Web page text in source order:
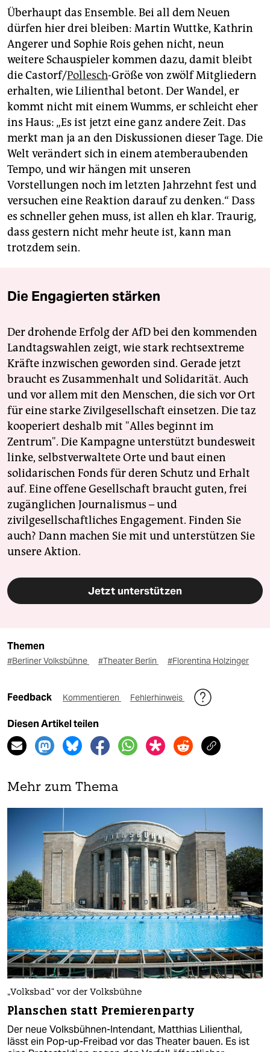
Überhaupt das Ensemble. Bei all dem Neuen
dürfen hier drei bleiben: Martin Wuttke, Kathrin
Angerer und Sophie Rois gehen nicht, neun
weitere Schauspieler kommen dazu, damit bleibt
die Castorf/Pollesch-Größe von zwölf Mitgliedern
erhalten, wie Lilienthal betont. Der Wandel, er
kommt nicht mit einem Wumms, er schleicht eher
ins Haus: „Es ist jetzt eine ganz andere Zeit. Das
merkt man ja an den Diskussionen dieser Tage. Die
Welt verändert sich in einem atemberaubenden
Tempo, und wir hängen mit unseren
Vorstellungen noch im letzten Jahrzehnt fest und
versuchen eine Reaktion darauf zu denken.“ Dass
es schneller gehen muss, ist allen eh klar. Traurig,
dass gestern nicht mehr heute ist, kann man
trotzdem sein.
Die Engagierten stärken
Der drohende Erfolg der AfD bei den kommenden
Landtagswahlen zeigt, wie stark rechtsextreme
Kräfte inzwischen geworden sind. Gerade jetzt
braucht es Zusammenhalt und Solidarität. Auch
und vor allem mit den Menschen, die sich vor Ort
für eine starke Zivilgesellschaft einsetzen. Die taz
kooperiert deshalb mit "Alles beginnt im
Zentrum". Die Kampagne unterstützt bundesweit
linke, selbstverwaltete Orte und baut einen
solidarischen Fonds für deren Schutz und Erhalt
auf. Eine offene Gesellschaft braucht guten, frei
zugänglichen Journalismus – und
zivilgesellschaftliches Engagement. Finden Sie
auch? Dann machen Sie mit und unterstützen Sie
unsere Aktion.
Jetzt unterstützen
Themen
#Berliner Volksbühne #Theater Berlin #Florentina Holzinger
Feedback Kommentieren Fehlerhinweis
Diesen Artikel teilen
Mehr zum Thema
„Volksbad“ vor der Volksbühne
Planschen statt Premierenparty
Der neue Volksbühnen-Intendant, Matthias Lilienthal,
lässt ein Pop-up-Freibad vor das Theater bauen. Es ist